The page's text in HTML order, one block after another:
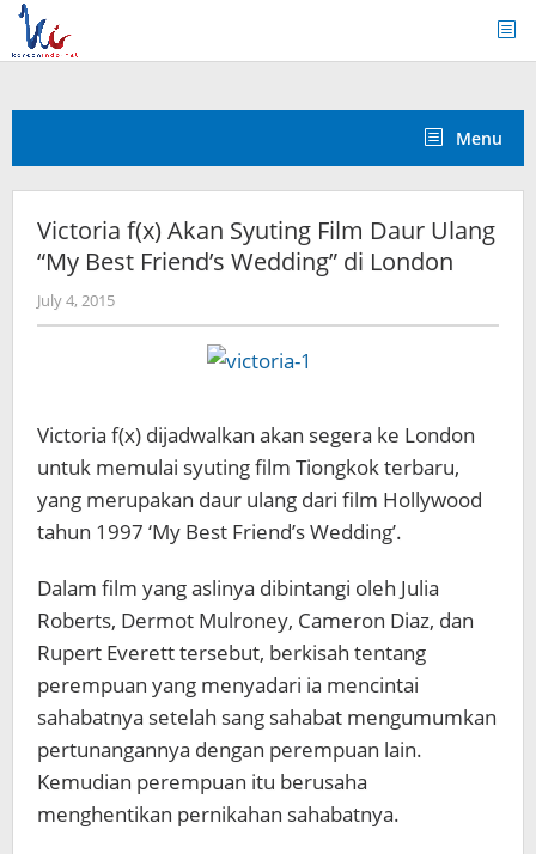
Skip
content
Menu
Victoria f(x) Akan Syuting Film Daur Ulang
“My Best Friend’s Wedding” di London
July 4, 2015by
Koreanindo
Victoria f(x) dijadwalkan akan segera ke London
untuk memulai syuting film Tiongkok terbaru,
yang merupakan daur ulang dari film Hollywood
tahun 1997 ‘My Best Friend’s Wedding’.
Dalam film yang aslinya dibintangi oleh Julia
Roberts, Dermot Mulroney, Cameron Diaz, dan
Rupert Everett tersebut, berkisah tentang
perempuan yang menyadari ia mencintai
sahabatnya setelah sang sahabat mengumumkan
pertunangannya dengan perempuan lain.
Kemudian perempuan itu berusaha
menghentikan pernikahan sahabatnya.